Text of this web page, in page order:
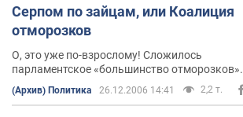
Серпом по зайцам, или Коалиция
отморозков
О, это уже по-взрослому! Сложилось
парламентское «большинство отморозков».
(Архив) Политика 26.12.2006 14:41 2,2 т.